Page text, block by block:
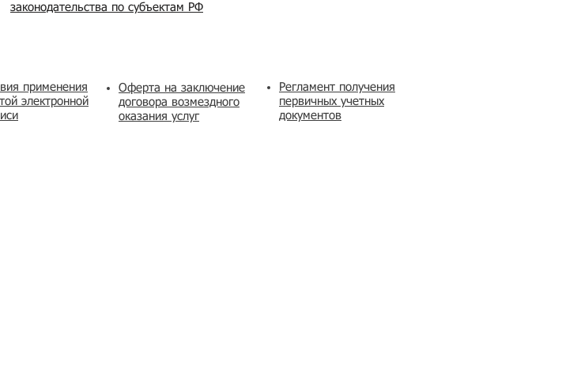
законодательства по субъектам РФ
применения
электронной
​Оферта на заключение
договора возмездного
оказания услуг
Регламент получения
первичных учетных
документов